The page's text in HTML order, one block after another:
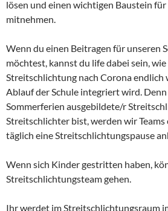
lösen und einen wichtigen Baustein
mitnehmen.
Wenn du einen Beitragen für unseren
möchtest, kannst du life dabei sein,
Streitschlichtung nach Corona endlich
Ablauf der Schule integriert wird.
Sommerferien ausgebildete/r
Streitschlichter bist, werden wir Teams
täglich eine Streitschlichtungspause
Wenn sich Kinder gestritten haben,
Streitschlichtungsteam gehen.
Ihr werdet im Streitschlichtungsraum